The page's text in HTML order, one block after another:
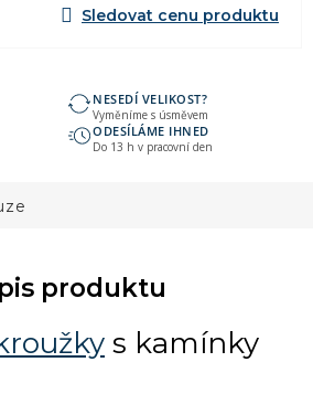
NESEDÍ VELIKOST?
Vyměníme s úsměvem
ODESÍLÁME IHNED
Do 13 h v pracovní den
produktu
s kamínky